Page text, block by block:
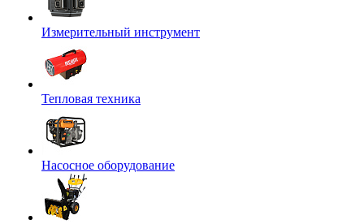
Измерительный инструмент
Тепловая техника
Насосное оборудование